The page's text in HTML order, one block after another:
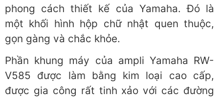
phong cách thiết kế của Yamaha. Đó là
một khối hình hộp chữ nhật quen thuộc,
gọn gàng và chắc khỏe.
Phần khung máy của ampli Yamaha RW-
V585 được làm bằng kim loại cao cấp,
được gia công rất tinh xảo với các đường